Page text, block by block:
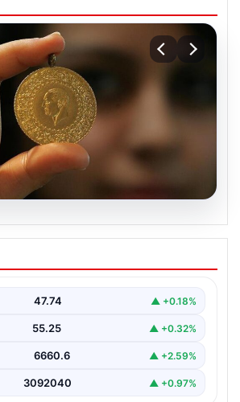
Güncel Altın Fiyatları ve
ve ilgili piyasa uzmanlarının
47.74 ▲ +0.18%
55.25 ▲ +0.32%
6660.6 ▲ +2.59%
3092040 ▲ +0.97%